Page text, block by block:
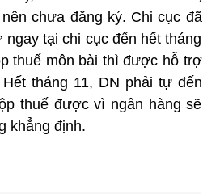
chưa đăng ký. Chi cục đã
tại chi cục đến hết tháng
thuế môn bài thì được hỗ trợ
tháng 11, DN phải tự đến
thuế được vì ngân hàng sẽ
khẳng định.